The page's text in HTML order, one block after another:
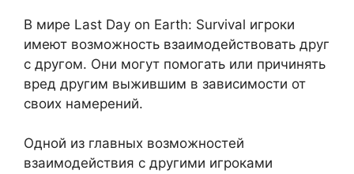
В мире Last Day on Earth: Survival игроки
имеют возможность взаимодействовать друг
с другом. Они могут помогать или причинять
вред другим выжившим в зависимости от
своих намерений.
Одной из главных возможностей
взаимодействия с другими игроками